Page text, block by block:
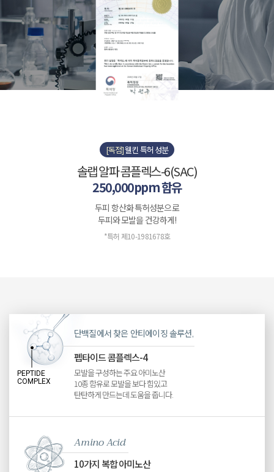
[독점]웰킨 특허 성분
솔랩 알파 콤플렉스-6(SAC)
250,000ppm 함유
두피 항산화 특허성분으로
두피와 모발을 건강하게!
*특허 제10-1981678호
PEPTIDE
COMPLEX
단백질에서 찾은 안티에이징 솔루션,
펩타이드 콤플렉스-4
모발을 구성하는 주요 아미노산
10종 함유로 모발을 보다 힘있고
탄탄하게 만드는데 도움을 줍니다.
Amino Acid
10가지 복합 아미노산